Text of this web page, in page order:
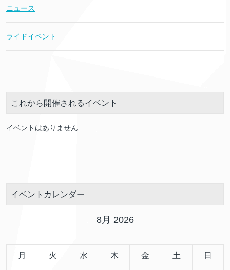
ニュース
ライドイベント
これから開催されるイベント
イベントはありません
イベントカレンダー
8月 2026
月 火 水 木 金 土 日